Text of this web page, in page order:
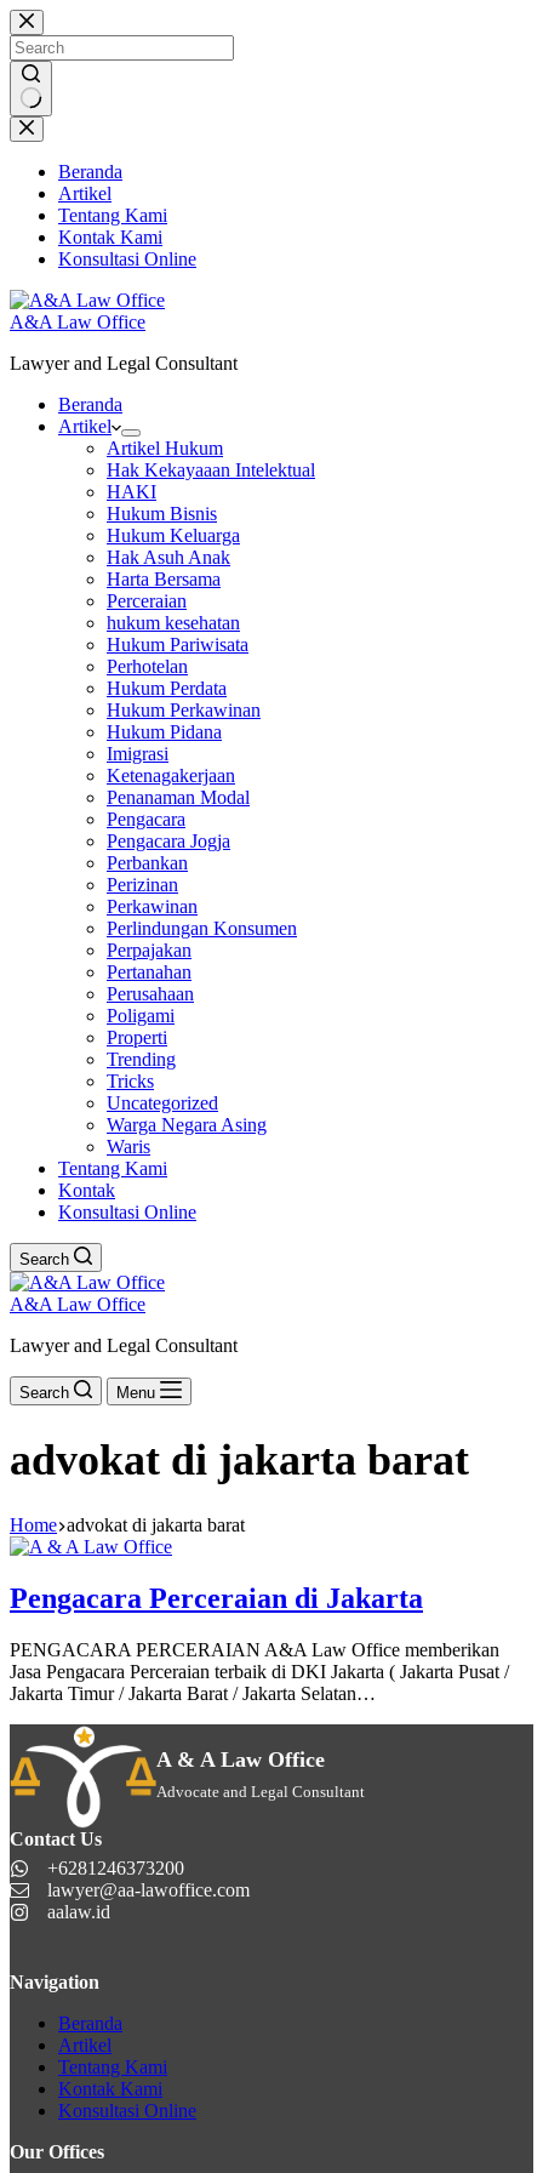
Skip
to
content
No
results
Beranda
Artikel
Tentang Kami
Kontak Kami
Konsultasi Online
A&A Law Office
Lawyer and Legal Consultant
Beranda
Artikel
Artikel Hukum
Hak Kekayaaan Intelektual
HAKI
Hukum Bisnis
Hukum Keluarga
Hak Asuh Anak
Harta Bersama
Perceraian
hukum kesehatan
Hukum Pariwisata
Perhotelan
Hukum Perdata
Hukum Perkawinan
Hukum Pidana
Imigrasi
Ketenagakerjaan
Penanaman Modal
Pengacara
Pengacara Jogja
Perbankan
Perizinan
Perkawinan
Perlindungan Konsumen
Perpajakan
Pertanahan
Perusahaan
Poligami
Properti
Trending
Tricks
Uncategorized
Warga Negara Asing
Waris
Tentang Kami
Kontak
Konsultasi Online
Search
A&A Law Office
Lawyer and Legal Consultant
Search Menu
advokat di jakarta barat
Home advokat di jakarta barat
Pengacara Perceraian di Jakarta
PENGACARA PERCERAIAN A&A Law Office memberikan
Jasa Pengacara Perceraian terbaik di DKI Jakarta ( Jakarta Pusat /
Jakarta Timur / Jakarta Barat / Jakarta Selatan…
A & A Law Office
Advocate and Legal Consultant
Contact Us
+6281246373200
lawyer@aa-lawoffice.com
aalaw.id
Navigation
Beranda
Artikel
Tentang Kami
Kontak Kami
Konsultasi Online
Our Offices